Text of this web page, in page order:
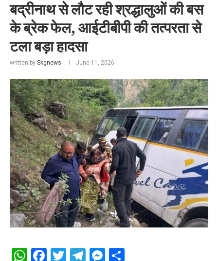
बद्रीनाथ से लौट रही श्रद्धालुओं की बस
के ब्रेक फेल, आईटीबीपी की तत्परता से
टला बड़ा हादसा
written by Skgnews June 11, 2026
WhatsApp
Facebook
Twitter
Telegram
Messenger